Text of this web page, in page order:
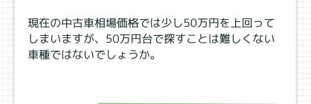
現在の中古車相場価格では少し50万円を上回って
しまいますが、50万円台で探すことは難しくない
車種ではないでしょうか。